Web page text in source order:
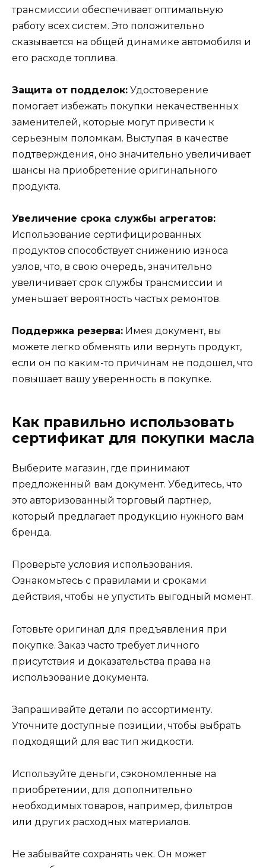
трансмиссии обеспечивает оптимальную
работу всех систем. Это положительно
сказывается на общей динамике автомобиля и
его расходе топлива.
Защита от подделок: Удостоверение
помогает избежать покупки некачественных
заменителей, которые могут привести к
серьезным поломкам. Выступая в качестве
подтверждения, оно значительно увеличивает
шансы на приобретение оригинального
продукта.
Увеличение срока службы агрегатов:
Использование сертифицированных
продуктов способствует снижению износа
узлов, что, в свою очередь, значительно
увеличивает срок службы трансмиссии и
уменьшает вероятность частых ремонтов.
Поддержка резерва: Имея документ, вы
можете легко обменять или вернуть продукт,
если он по каким-то причинам не подошел, что
повышает вашу уверенность в покупке.
Как правильно использовать
сертификат для покупки масла
Выберите магазин, где принимают
предложенный вам документ. Убедитесь, что
это авторизованный торговый партнер,
который предлагает продукцию нужного вам
бренда.
Проверьте условия использования.
Ознакомьтесь с правилами и сроками
действия, чтобы не упустить выгодный момент.
Готовьте оригинал для предъявления при
покупке. Заказ часто требует личного
присутствия и доказательства права на
использование документа.
Запрашивайте детали по ассортименту.
Уточните доступные позиции, чтобы выбрать
подходящий для вас тип жидкости.
Используйте деньги, сэкономленные на
приобретении, для дополнительно
необходимых товаров, например, фильтров
или других расходных материалов.
Не забывайте сохранять чек. Он может